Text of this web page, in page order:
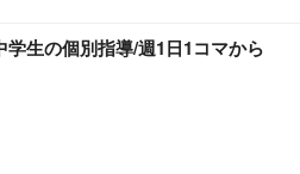
生の個別指導/週1日1コマから